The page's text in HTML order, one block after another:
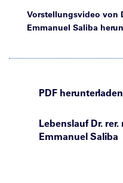
Vorstellungsvideo von
Emmanuel Saliba
PDF
Lebenslauf Dr.
Emmanuel Saliba